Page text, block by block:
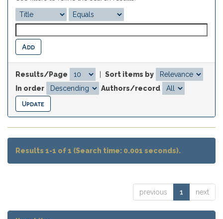
Results/Page
Sort items by
In order
Authors/record
Results 1-1 of 1 (Search time: 0.001 seconds).
previous 1 next